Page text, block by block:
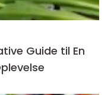
Guide til En